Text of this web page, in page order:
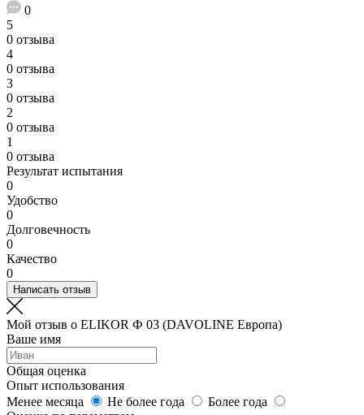
0
5
0 отзыва
4
0 отзыва
3
0 отзыва
2
0 отзыва
1
0 отзыва
Результат испытания
0
Удобство
0
Долговечность
0
Качество
0
Написать отзыв
Мой отзыв о ELIKOR Ф 03 (DAVOLINE Европа)
Ваше имя
Общая оценка
Опыт использования
Менее месяца
Не более года
Более года